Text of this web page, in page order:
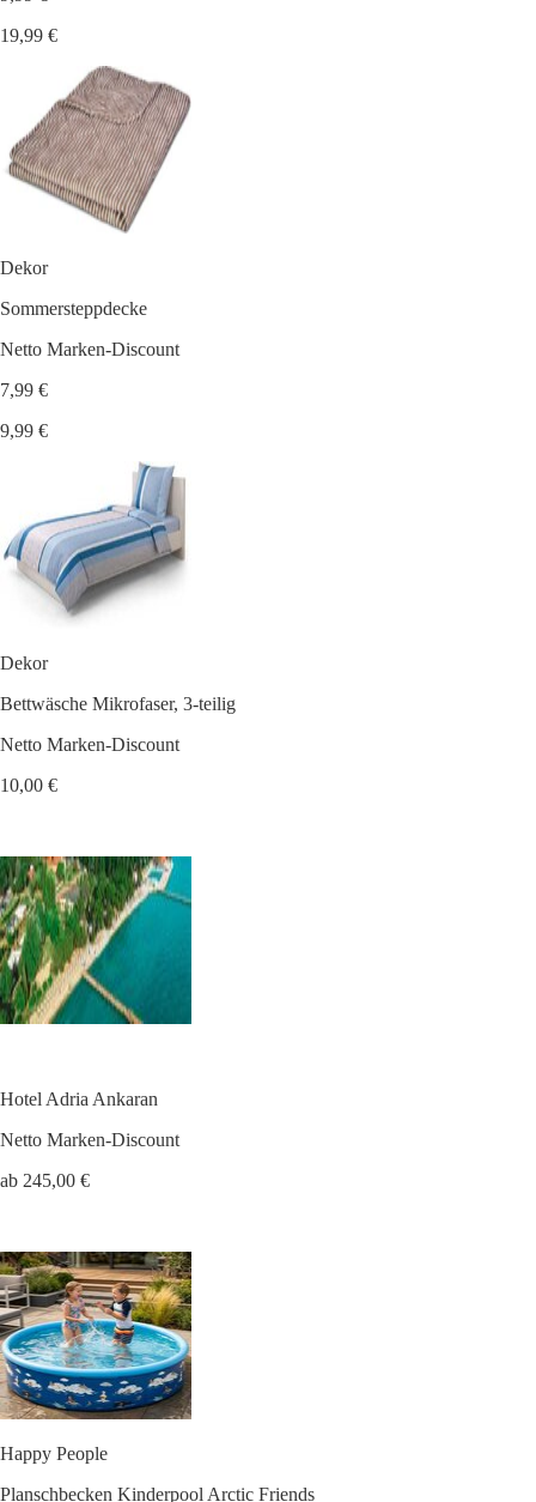
19,99 €
Dekor
Sommersteppdecke
Netto Marken-Discount
7,99 €
9,99 €
Dekor
Bettwäsche Mikrofaser, 3-teilig
Netto Marken-Discount
10,00 €
Hotel Adria Ankaran
Netto Marken-Discount
ab 245,00 €
Happy People
Planschbecken Kinderpool Arctic Friends